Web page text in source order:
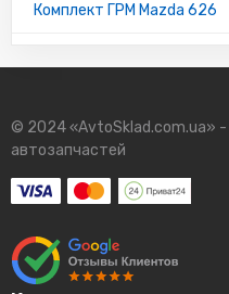
Комплект ГРМ Mazda 626
© 2024 «AvtoSklad.com.ua» -
автозапчастей